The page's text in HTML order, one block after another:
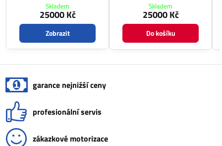
Skladem
25000 Kč
Zobrazit
Skladem
25000 Kč
Do košíku
garance nejnižší ceny
profesionální servis
zákazkové motorizace